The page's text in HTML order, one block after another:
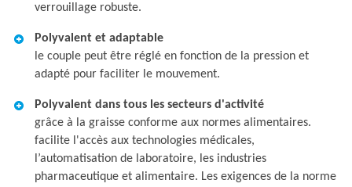
verrouillage robuste.
Polyvalent et adaptable
le couple peut être réglé en fonction de la pression et
adapté pour faciliter le mouvement.
Polyvalent dans tous les secteurs d'activité
grâce à la graisse conforme aux normes alimentaires.
facilite l'accès aux technologies médicales,
l’automatisation de laboratoire, les industries
pharmaceutique et alimentaire. Les exigences de la norme